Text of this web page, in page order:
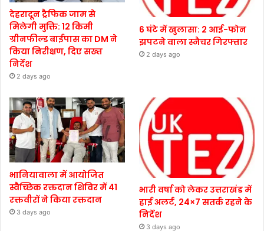
देहरादून ट्रैफिक जाम से
मिलेगी मुक्ति: 12 किमी
ग्रीनफील्ड बाईपास का DM ने
किया निरीक्षण, दिए सख्त
निर्देश
2 days ago
6 घंटे में खुलासा: 2 आई-फोन
झपटने वाला स्नैचर गिरफ्तार
2 days ago
भानियावाला में आयोजित
स्वैच्छिक रक्तदान शिविर में 41
रक्तवीरों ने किया रक्तदान
3 days ago
भारी वर्षा को लेकर उत्तराखंड में
हाई अलर्ट, 24×7 सतर्क रहने के
निर्देश
3 days ago